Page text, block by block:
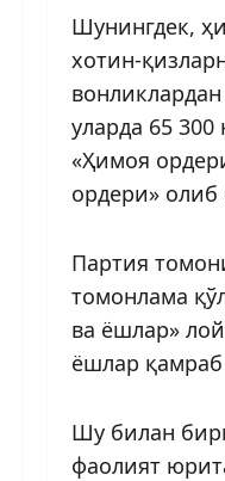
Шунингдек,
хотин-
уларда 65
«Ҳимоя
ордери»
Партия
томонлама
ва ёшлар»
ёшлар
Шу билан
фаолият